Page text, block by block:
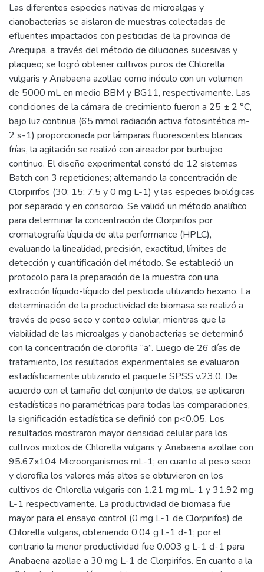
Las diferentes especies nativas de microalgas y
cianobacterias se aislaron de muestras colectadas de
efluentes impactados con pesticidas de la provincia de
Arequipa, a través del método de diluciones sucesivas y
plaqueo; se logró obtener cultivos puros de Chlorella
vulgaris y Anabaena azollae como inóculo con un volumen
de 5000 mL en medio BBM y BG11, respectivamente. Las
condiciones de la cámara de crecimiento fueron a 25 ± 2 °C,
bajo luz continua (65 mmol radiación activa fotosintética m-
2 s-1) proporcionada por lámparas fluorescentes blancas
frías, la agitación se realizó con aireador por burbujeo
continuo. El diseño experimental constó de 12 sistemas
Batch con 3 repeticiones; alternando la concentración de
Clorpirifos (30; 15; 7.5 y 0 mg L-1) y las especies biológicas
por separado y en consorcio. Se validó un método analítico
para determinar la concentración de Clorpirifos por
cromatografía líquida de alta performance (HPLC),
evaluando la linealidad, precisión, exactitud, límites de
detección y cuantificación del método. Se estableció un
protocolo para la preparación de la muestra con una
extracción líquido-líquido del pesticida utilizando hexano. La
determinación de la productividad de biomasa se realizó a
través de peso seco y conteo celular, mientras que la
viabilidad de las microalgas y cianobacterias se determinó
con la concentración de clorofila “a”. Luego de 26 días de
tratamiento, los resultados experimentales se evaluaron
estadísticamente utilizando el paquete SPSS v.23.0. De
acuerdo con el tamaño del conjunto de datos, se aplicaron
estadísticas no paramétricas para todas las comparaciones,
la significación estadística se definió con p<0.05. Los
resultados mostraron mayor densidad celular para los
cultivos mixtos de Chlorella vulgaris y Anabaena azollae con
95.67x104 Microorganismos mL-1; en cuanto al peso seco
y clorofila los valores más altos se obtuvieron en los
cultivos de Chlorella vulgaris con 1.21 mg mL-1 y 31.92 mg
L-1 respectivamente. La productividad de biomasa fue
mayor para el ensayo control (0 mg L-1 de Clorpirifos) de
Chlorella vulgaris, obteniendo 0.04 g L-1 d-1; por el
contrario la menor productividad fue 0.003 g L-1 d-1 para
Anabaena azollae a 30 mg L-1 de Clorpirifos. En cuanto a la